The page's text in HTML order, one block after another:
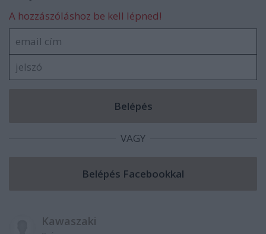
A hozzászóláshoz be kell lépned!
VAGY
Kawaszaki